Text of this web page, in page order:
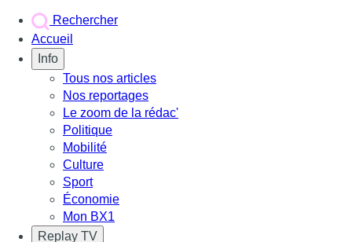
Rechercher
Accueil
Info
Tous nos articles
Nos reportages
Le zoom de la rédac'
Politique
Mobilité
Culture
Sport
Économie
Mon BX1
Replay TV